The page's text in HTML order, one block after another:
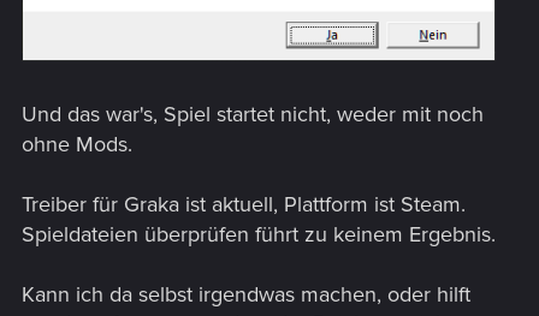
Und das war's, Spiel startet nicht, weder mit noch
ohne Mods.
Treiber für Graka ist aktuell, Plattform ist Steam.
Spieldateien überprüfen führt zu keinem Ergebnis.
Kann ich da selbst irgendwas machen, oder hilft